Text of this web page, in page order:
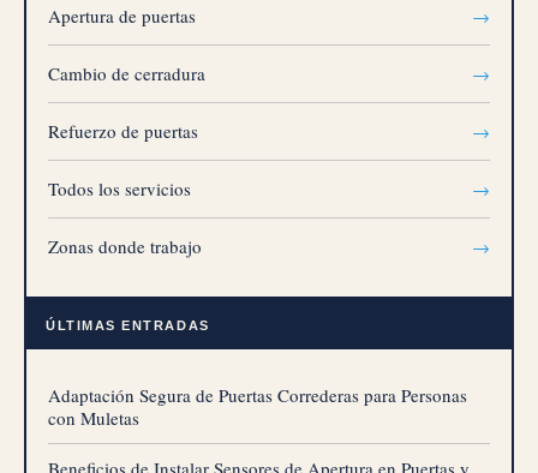
Apertura de puertas →
Cambio de cerradura →
Refuerzo de puertas →
Todos los servicios →
Zonas donde trabajo →
ÚLTIMAS ENTRADAS
Adaptación Segura de Puertas Correderas para Personas
con Muletas
Beneficios de Instalar Sensores de Apertura en Puertas y